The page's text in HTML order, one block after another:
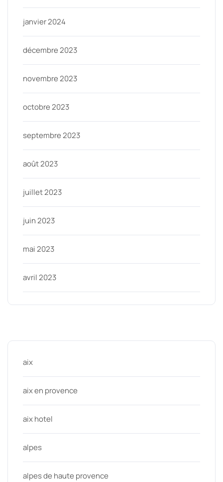
janvier 2024
décembre 2023
novembre 2023
octobre 2023
septembre 2023
août 2023
juillet 2023
juin 2023
mai 2023
avril 2023
aix
aix en provence
aix hotel
alpes
alpes de haute provence